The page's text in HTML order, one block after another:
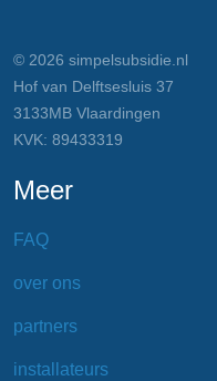
© 2026 simpelsubsidie.nl
Hof van Delftsesluis 37
3133MB Vlaardingen
KVK: 89433319
Meer
FAQ
over ons
partners
installateurs